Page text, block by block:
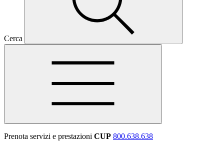
Cerca
Prenota servizi e prestazioni CUP 800.638.638